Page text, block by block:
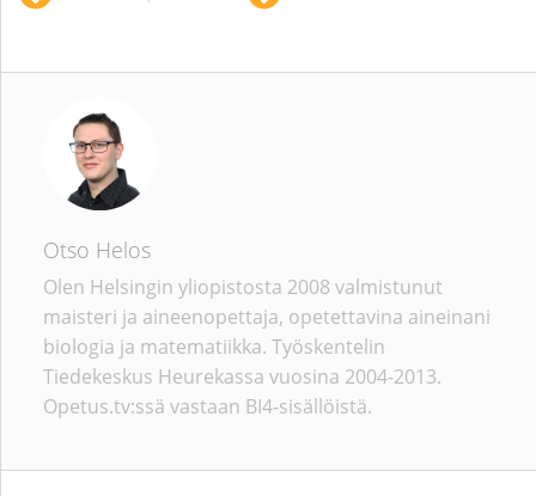
Otso Helos
Olen Helsingin yliopistosta 2008 valmistunut
maisteri ja aineenopettaja, opetettavina aineinani
biologia ja matematiikka. Työskentelin
Tiedekeskus Heurekassa vuosina 2004-2013.
Opetus.tv:ssä vastaan BI4-sisällöistä.